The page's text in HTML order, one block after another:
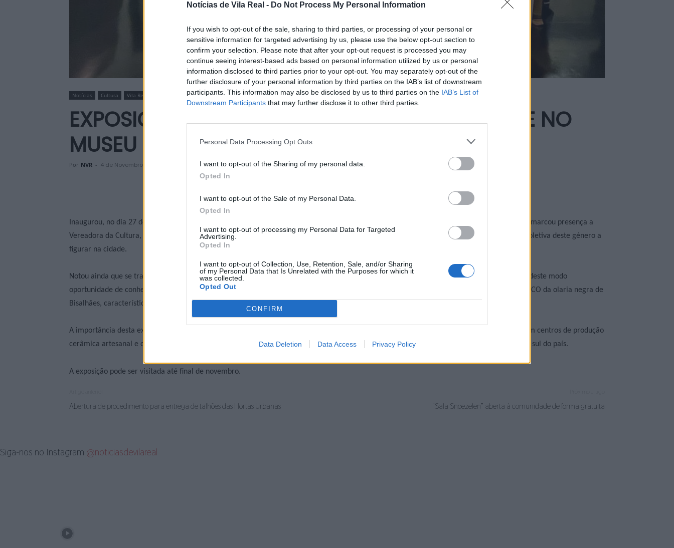
Notícias de Vila Real - Do Not Process My Personal Information
If you wish to opt-out of the sale, sharing to third parties, or processing of your personal or
sensitive information for targeted advertising by us, please use the below opt-out section to
confirm your selection. Please note that after your opt-out request is processed you may
continue seeing interest-based ads based on personal information utilized by us or personal
information disclosed to third parties prior to your opt-out. You may separately opt-out of the
further disclosure of your personal information by third parties on the IAB’s list of downstream
participants. This information may also be disclosed by us to third parties on the IAB’s List of
Downstream Participants that may further disclose it to other third parties.
Personal Data Processing Opt Outs
I want to opt-out of the Sharing of my personal data.
Opted In
I want to opt-out of the Sale of my Personal Data.
Opted In
I want to opt-out of processing my Personal Data for Targeted
Advertising.
Opted In
I want to opt-out of Collection, Use, Retention, Sale, and/or Sharing
of my Personal Data that Is Unrelated with the Purposes for which it
was collected.
Opted Out
CONFIRM
Data Deletion Data Access Privacy Policy
Notícias Cultura Vila Real
EXPOSIÇÃO “CERÂMICA PORTUGUESA” PATENTE NO
MUSEU DA VILA VELHA
Por NVR - 4 de Novembro, 2023
Inaugurou, no dia 27 de outubro, no Museu da Vila Velha em Vila Real, a exposição “A Cerâmica Portuguesa”, da AptCVC. Nesta inauguração marcou presença a
Vereadora da Cultura, Mara Minhava, que ressalvou a importância da mesma para Vila Real, referindo que se trata da primeira exposição coletiva deste género a
figurar na cidade.
Notou ainda que se trata de uma exposição que, para além da comunidade em geral, poderá ser visitada pela comunidade escolar, que terá deste modo
oportunidade de conhecer as particularidades de produção cerâmica de outras cidades, além do processo de confeção classificado pela UNESCO da olaria negra de
Bisalhães, característico de Vila Real.
A importância desta exposição prende-se com o facto de nela estarem representadas peças de cerâmica de 26 vila e cidades portuguesas com centros de produção
cerâmica artesanal e contemporânea. O visitante tem, deste modo, a possibilidade de descobrir o património cerâmico português de norte a sul do país.
A exposição pode ser visitada até final de novembro.
Abertura de procedimento para entrega de talhões das Hortas Urbanas “Sala Snoezelen” aberta à comunidade de forma gratuita
Siga-nos no Instagram @noticiasdevilareal